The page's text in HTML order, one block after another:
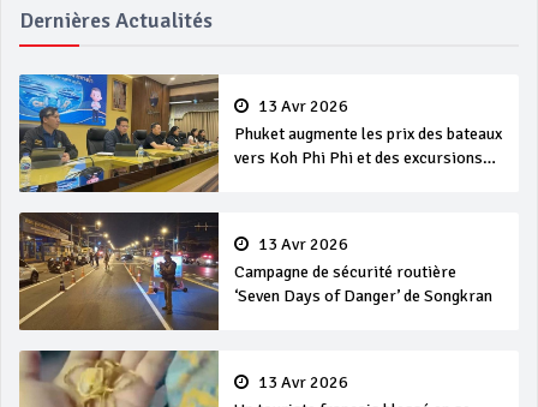
Dernières Actualités
13 Avr 2026
Phuket augmente les prix des bateaux
vers Koh Phi Phi et des excursions
13 Avr 2026
Campagne de sécurité routière
‘Seven Days of Danger’ de Songkran
13 Avr 2026